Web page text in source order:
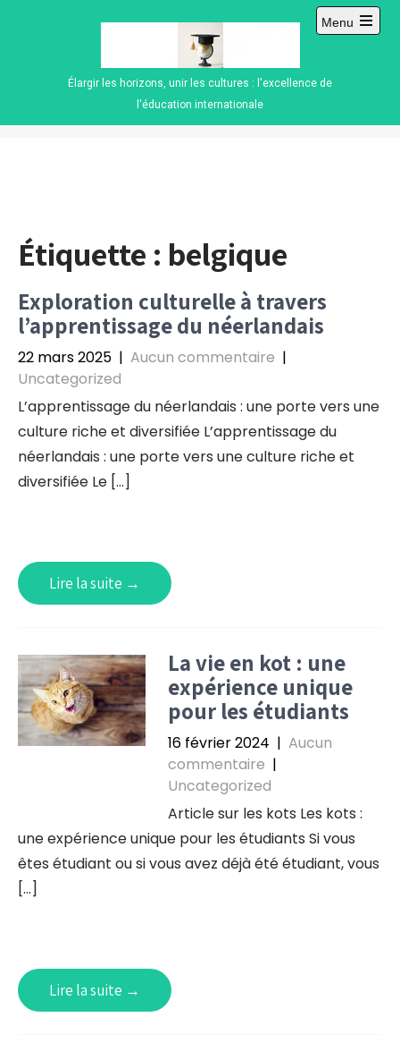
Élargir les horizons, unir les cultures : l'excellence de
l'éducation internationale
Menu
Open
Étiquette : belgique
Exploration culturelle à travers
l’apprentissage du néerlandais
22 mars 2025 | Aucun commentaire |
Uncategorized
L’apprentissage du néerlandais : une porte vers une
culture riche et diversifiée L’apprentissage du
néerlandais : une porte vers une culture riche et
diversifiée Le […]
Lire la suite →
La vie en kot : une
expérience unique
pour les étudiants
16 février 2024 | Aucun
commentaire |
Uncategorized
Article sur les kots Les kots :
une expérience unique pour les étudiants Si vous
êtes étudiant ou si vous avez déjà été étudiant, vous
[…]
Lire la suite →